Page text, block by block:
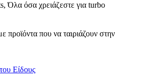
Όλα όσα χρειάζεστε για turbo
που να ταιριάζουν στην
Είδους